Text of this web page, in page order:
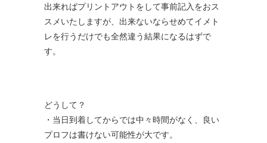
出来ればプリントアウトをして事前記入をおス
スメいたしますが、出来ないならせめてイメト
レを行うだけでも全然違う結果になるはずで
す。
どうして？
・当日到着してからでは中々時間がなく、良い
プロフは書けない可能性が大です。